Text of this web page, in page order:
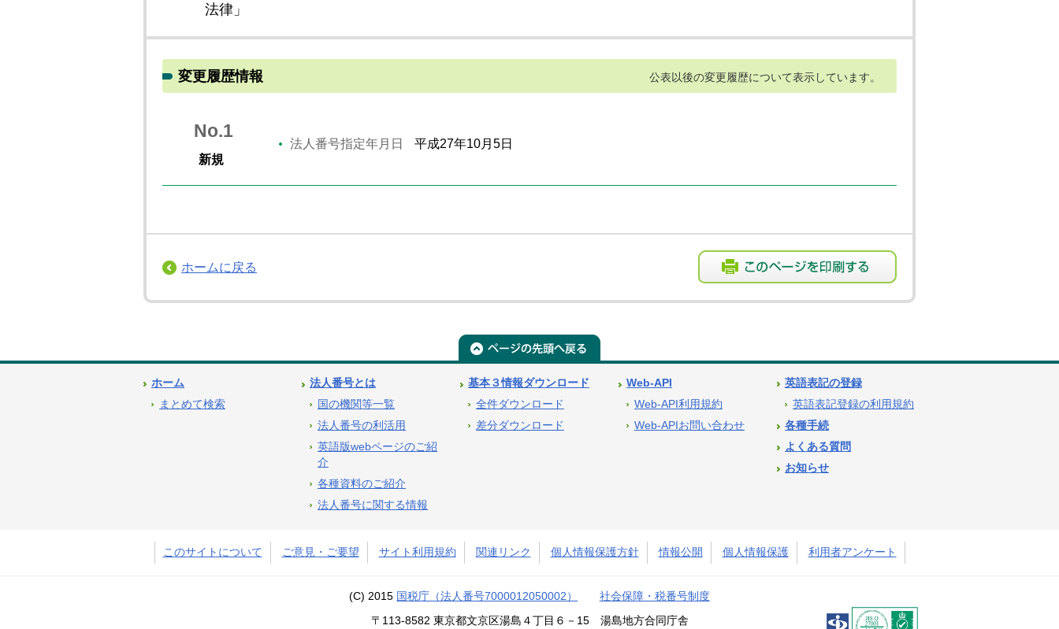
法律」
変更履歴情報 公表以後の変更履歴について表示しています。
No.1
新規
法人番号指定年月日 平成27年10月5日
ホームに戻る
ホーム
まとめて検索
法人番号とは
国の機関等一覧
法人番号の利活用
英語版webページのご紹
介
各種資料のご紹介
法人番号に関する情報
基本３情報ダウンロード
全件ダウンロード
差分ダウンロード
Web-API
Web-API利用規約
Web-APIお問い合わせ
英語表記の登録
英語表記登録の利用規約
各種手続
よくある質問
お知らせ
このサイトについて ご意見・ご要望 サイト利用規約 関連リンク 個人情報保護方針 情報公開 個人情報保護 利用者アンケート
(C) 2015 国税庁（法人番号7000012050002） 社会保障・税番号制度
〒113-8582 東京都文京区湯島４丁目６－15 湯島地方合同庁舎